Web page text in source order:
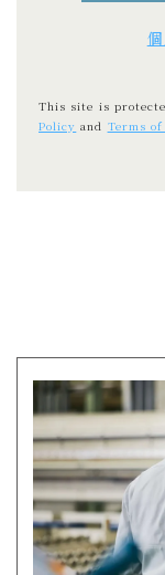
This site is
Policy and Terms of